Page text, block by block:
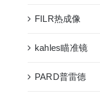
FILR热成像
kahles瞄准镜
PARD普雷德